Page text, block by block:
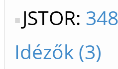
JSTOR:
Idézők (3)